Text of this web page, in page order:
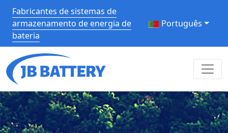
Fabricantes de sistemas de
armazenamento de energia de
bateria
Português